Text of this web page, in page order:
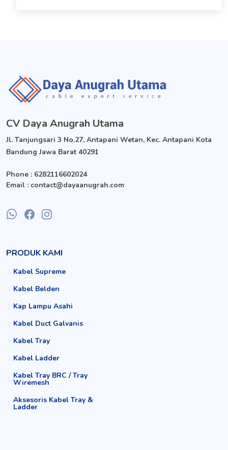
CV Daya Anugrah Utama
Jl. Tanjungsari 3 No.27, Antapani Wetan, Kec. Antapani Kota
Bandung Jawa Barat 40291
Phone : 6282116602024
Email : contact@dayaanugrah.com
PRODUK KAMI
Kabel Supreme
Kabel Belden
Kap Lampu Asahi
Kabel Duct Galvanis
Kabel Tray
Kabel Ladder
Kabel Tray BRC / Tray
Wiremesh
Aksesoris Kabel Tray &
Ladder